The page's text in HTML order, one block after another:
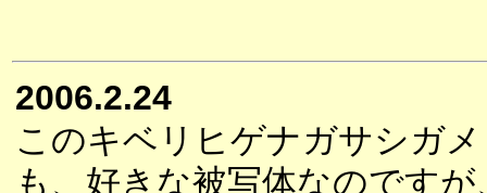
2006.2.24
このキベリヒゲナガサシガメ
も、好きな被写体なのですが